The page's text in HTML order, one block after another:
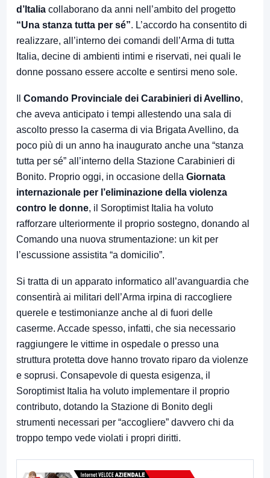
d’Italia collaborano da anni nell’ambito del progetto
“Una stanza tutta per sé”. L’accordo ha consentito di
realizzare, all’interno dei comandi dell’Arma di tutta
Italia, decine di ambienti intimi e riservati, nei quali le
donne possano essere accolte e sentirsi meno sole.
Comando Provinciale dei Carabinieri di Avellino,
che aveva anticipato i tempi allestendo una sala di
ascolto presso la caserma di via Brigata Avellino, da
poco più di un anno ha inaugurato anche una “stanza
tutta per sé” all’interno della Stazione Carabinieri di
Bonito. Proprio oggi, in occasione della Giornata
internazionale per l’eliminazione della violenza
contro le donne, il Soroptimist Italia ha voluto
rafforzare ulteriormente il proprio sostegno, donando al
Comando una nuova strumentazione: un kit per
l’escussione assistita “a domicilio”.
Si tratta di un apparato informatico all’avanguardia che
consentirà ai militari dell’Arma irpina di raccogliere
querele e testimonianze anche al di fuori delle
caserme. Accade spesso, infatti, che sia necessario
raggiungere le vittime in ospedale o presso una
struttura protetta dove hanno trovato riparo da violenze
e soprusi. Consapevole di questa esigenza, il
Soroptimist Italia ha voluto implementare il proprio
contributo, dotando la Stazione di Bonito degli
strumenti necessari per “accogliere” davvero chi da
troppo tempo vede violati i propri diritti.